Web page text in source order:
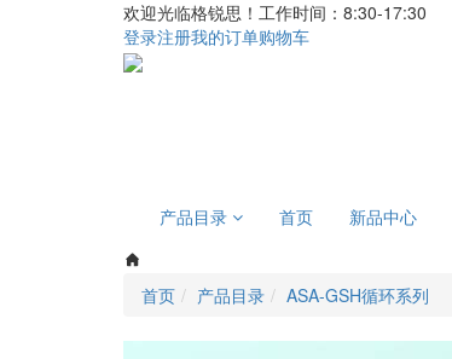
欢迎光临格锐思！工作时间：8:30-17:30
登录注册我的订单购物车
产品目录
首页 新品中心
首页 产品目录 ASA-GSH循环系列